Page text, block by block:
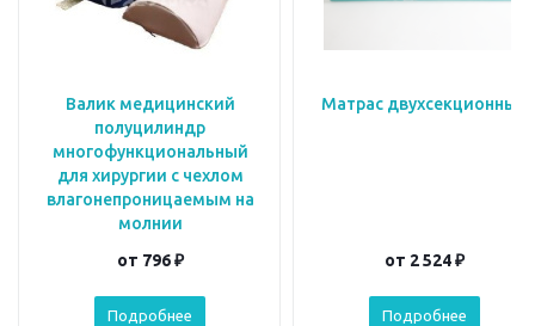
Валик медицинский
полуцилиндр
многофункциональный
для хирургии с чехлом
влагонепроницаемым на
молнии
от 796 ₽
Подробнее
Матрас двухсекционный
от 2 524 ₽
Подробнее